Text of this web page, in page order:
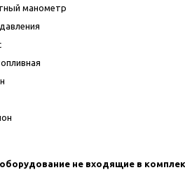
манометр
не входящие в